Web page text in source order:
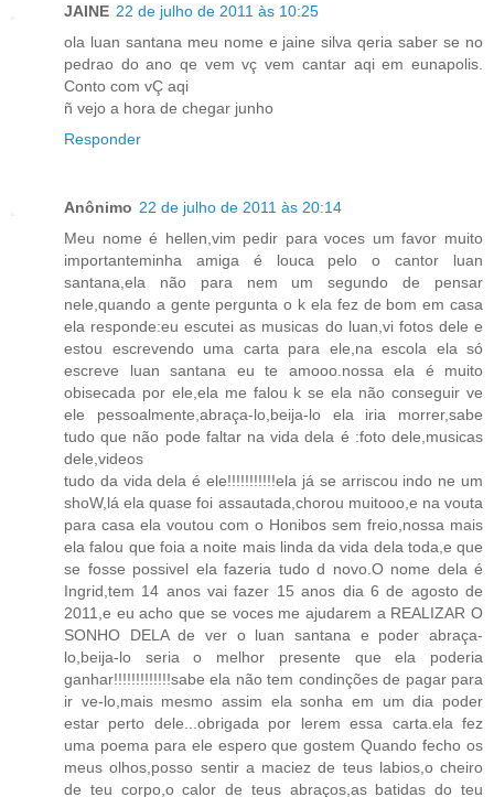
JAINE 22 de julho de 2011 às 10:25
ola luan santana meu nome e jaine silva qeria saber se no
pedrao do ano qe vem vç vem cantar aqi em eunapolis.
Conto com vÇ aqi
ñ vejo a hora de chegar junho
Responder
Anônimo 22 de julho de 2011 às 20:14
Meu nome é hellen,vim pedir para voces um favor muito
importanteminha amiga é louca pelo o cantor luan
santana,ela não para nem um segundo de pensar
nele,quando a gente pergunta o k ela fez de bom em casa
ela responde:eu escutei as musicas do luan,vi fotos dele e
estou escrevendo uma carta para ele,na escola ela só
escreve luan santana eu te amooo.nossa ela é muito
obisecada por ele,ela me falou k se ela não conseguir ve
ele pessoalmente,abraça-lo,beija-lo ela iria morrer,sabe
tudo que não pode faltar na vida dela é :foto dele,musicas
dele,videos
tudo da vida dela é ele!!!!!!!!!!!ela já se arriscou indo ne um
shoW,lá ela quase foi assautada,chorou muitooo,e na vouta
para casa ela voutou com o Honibos sem freio,nossa mais
ela falou que foia a noite mais linda da vida dela toda,e que
se fosse possivel ela fazeria tudo d novo.O nome dela é
Ingrid,tem 14 anos vai fazer 15 anos dia 6 de agosto de
2011,e eu acho que se voces me ajudarem a REALIZAR O
SONHO DELA de ver o luan santana e poder abraça-
lo,beija-lo seria o melhor presente que ela poderia
ganhar!!!!!!!!!!!!!sabe ela não tem condinções de pagar para
ir ve-lo,mais mesmo assim ela sonha em um dia poder
estar perto dele...obrigada por lerem essa carta.ela fez
uma poema para ele espero que gostem Quando fecho os
meus olhos,posso sentir a maciez de teus labios,o cheiro
de teu corpo,o calor de teus abraços,as batidas do teu